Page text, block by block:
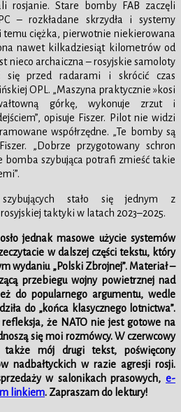
rosjanie. Stare bomby FAB zaczęli
– rozkładane skrzydła i systemy
ciężka, pierwotnie niekierowana
nawet kilkadziesiąt kilometrów od
nieco archaiczna – rosyjskie samoloty
się przed radarami i skrócić czas
OPL. „Maszyna praktycznie »kosi
górkę, wykonuje zrzut i
opisuje Fiszer. Pilot nie widzi
współrzędne. „Te bomby są
„Dobrze przygotowany schron
bomba szybująca potrafi zmieść takie
stało się jednym z
taktyki w latach 2023–2025.
jednak masowe użycie systemów
w dalszej części tekstu, który
wydaniu „Polski Zbrojnej”. Materiał –
przebiegu wojny powietrznej nad
do popularnego argumentu, wedle
do „końca klasycznego lotnictwa”.
że NATO nie jest gotowe na
się moi rozmówcy. W czerwcowy
także mój drugi tekst, poświęcony
nadbałtyckich w razie agresji rosji.
w salonikach prasowych, e-
linkiem. Zapraszam do lektury!